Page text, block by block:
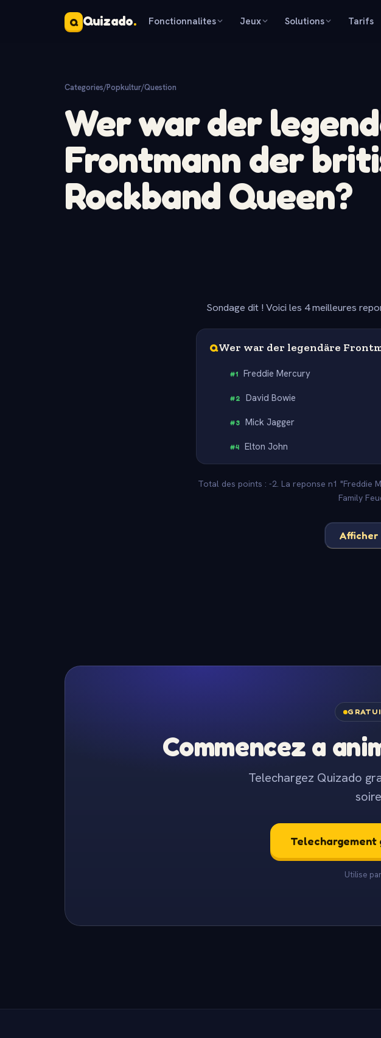
Q Quizado. Fonctionnalites Jeux Solutions Tarifs
Categories/Popkultur/Question
Wer war der
Frontmann der
Rockband Queen?
Sondage dit ! Voici les 4 meilleures
QWer war der legendäre
#1 Freddie Mercury
#2 David Bowie
#3 Mick Jagger
#4 Elton John
Total des points : -2. La reponse n1 "Freddie
Family
Afficher
Commencez a
Telechargez Quizado
Utilise